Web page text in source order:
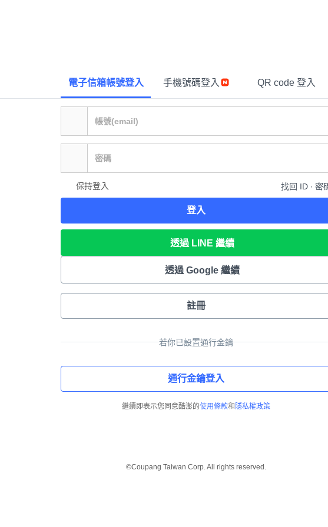
電子信箱帳號登入 手機號碼登入 QR code 登入
保持登入 找回 ID ∙ 密
登入
透過 LINE 繼續
透過 Google 繼續
註冊
若你已設置通行金鑰
通行金鑰登入
繼續即表示您同意酷澎的使用條款和 隱私權政策
©Coupang Taiwan Corp. All rights reserved.